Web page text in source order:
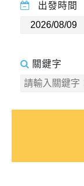
出發時間
關鍵字